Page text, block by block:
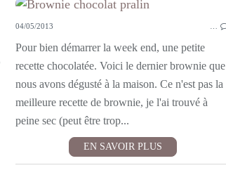
04/05/2013
Pour bien démarrer la week end, une petite
recette chocolatée. Voici le dernier brownie que
nous avons dégusté à la maison. Ce n'est pas la
meilleure recette de brownie, je l'ai trouvé à
peine sec (peut être trop...
EN SAVOIR PLUS
PETITS FOURS ET MIGNARDISES